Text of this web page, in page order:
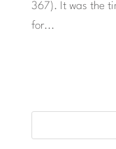
367). It was the
for...